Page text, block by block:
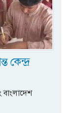
কেন্দ্র
বাংলাদেশ